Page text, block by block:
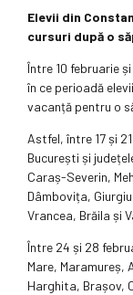
Elevii din
cursuri după o
Între 10 februarie
în ce perioadă
vacanță pentru o
Astfel, între 17 și
București și
Caraș-Severin,
Dâmbovița,
Vrancea, Brăila și
Între 24 și 28
Mare, Maramureș,
Harghita, Brașov,